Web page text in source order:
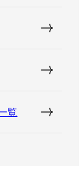
覧